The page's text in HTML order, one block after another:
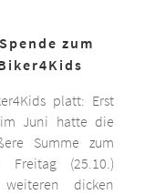
zum
platt: Erst
Juni hatte die
Summe zum
Freitag (25.10.)
dicken